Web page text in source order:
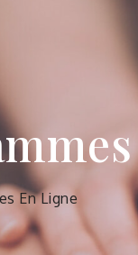
En Ligne